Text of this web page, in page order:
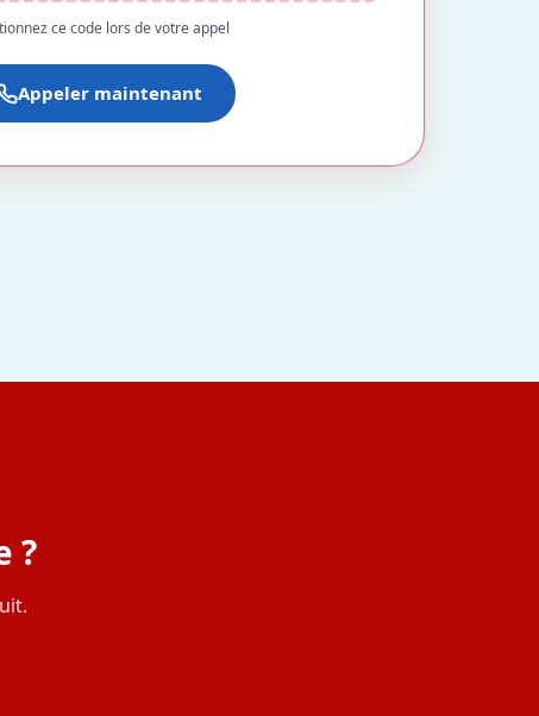
ce code lors de votre appel
Appeler maintenant
?